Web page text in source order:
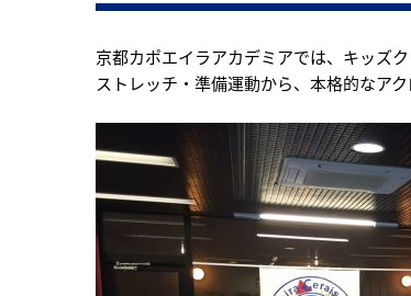
京都カポエイラアカデミアでは、キッズ
ストレッチ・準備運動から、本格的なア